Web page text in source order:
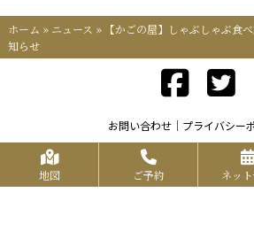
ホーム » ニュース » 【かごの屋】しゃぶしゃぶ食
知らせ
お問い合わせ プライバシー
Copyrights KR FOOD SERVICE All
地図 ご予約 ネッ